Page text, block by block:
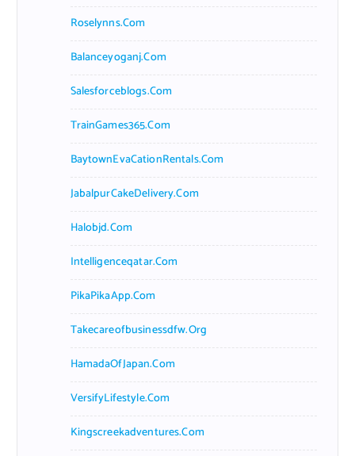
Roselynns.com
Balanceyoganj.com
Salesforceblogs.com
TrainGames365.com
BaytownEvaCationRentals.com
JabalpurCakeDelivery.com
Halobjd.com
Intelligenceqatar.com
PikaPikaApp.com
Takecareofbusinessdfw.org
HamadaOfJapan.com
VersifyLifestyle.com
Kingscreekadventures.com